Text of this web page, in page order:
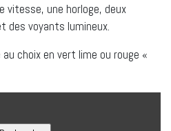
vitesse, une horloge, deux
des voyants lumineux.
choix en vert lime ou rouge «